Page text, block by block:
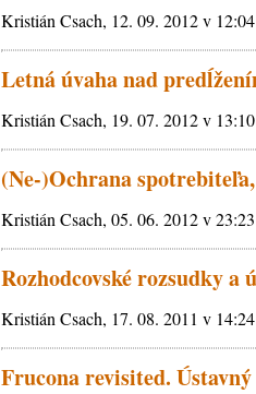
Kristián Csach, 12. 09. 2012 v 12:04
Letná úvaha nad
Kristián Csach, 19. 07. 2012 v 13:10
(Ne-)Ochrana
Kristián Csach, 05. 06. 2012 v 23:23
Rozhodcovské rozsudky a
Kristián Csach, 17. 08. 2011 v 14:24
Frucona revisited.